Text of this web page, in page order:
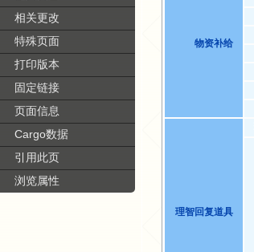
物资补给
理智回复道具
相关更改
特殊页面
打印版本
固定链接
页面信息
Cargo数据
引用此页
浏览属性